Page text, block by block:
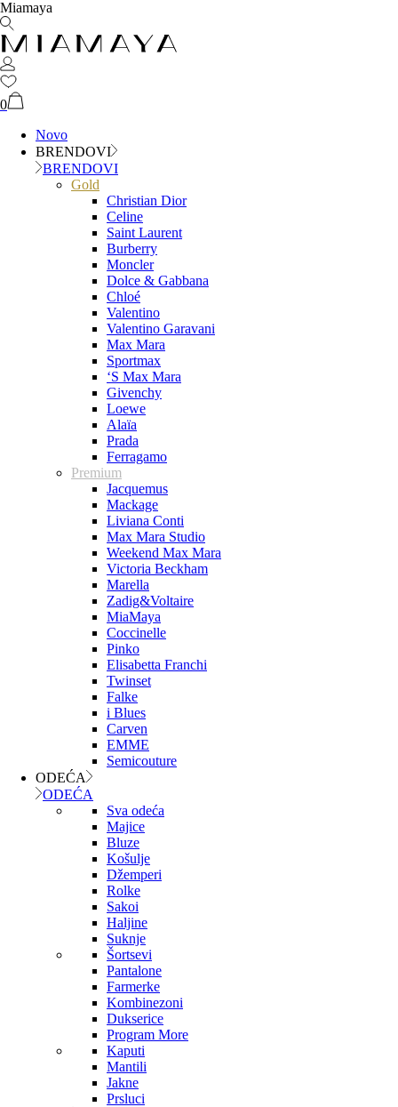
Miamaya
0
Novo
BRENDOVI
BRENDOVI
Gold
Christian Dior
Celine
Saint Laurent
Burberry
Moncler
Dolce & Gabbana
Chloé
Valentino
Valentino Garavani
Max Mara
Sportmax
‘S Max Mara
Givenchy
Loewe
Alaïa
Prada
Ferragamo
Premium
Jacquemus
Mackage
Liviana Conti
Max Mara Studio
Weekend Max Mara
Victoria Beckham
Marella
Zadig&Voltaire
MiaMaya
Coccinelle
Pinko
Elisabetta Franchi
Twinset
Falke
i Blues
Carven
EMME
Semicouture
ODEĆA
ODEĆA
Sva odeća
Majice
Bluze
Košulje
Džemperi
Rolke
Sakoi
Haljine
Suknje
Šortsevi
Pantalone
Farmerke
Kombinezoni
Dukserice
Program More
Kaputi
Mantili
Jakne
Prsluci